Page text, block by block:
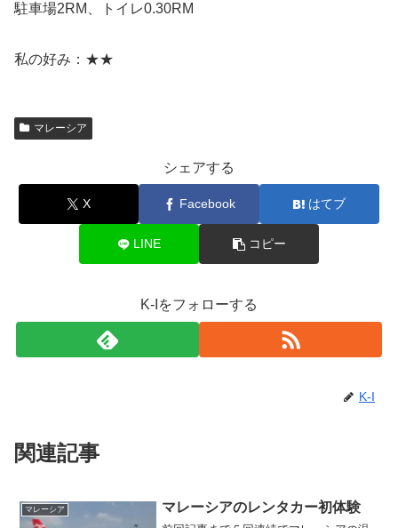
駐車場2RM、トイレ0.30RM
私の好み：★★
マレーシア
シェアする
X Facebook はてブ
LINE コピー
K-Iをフォローする
K-I
関連記事
マレーシア マレーシアのレンタカー初体験